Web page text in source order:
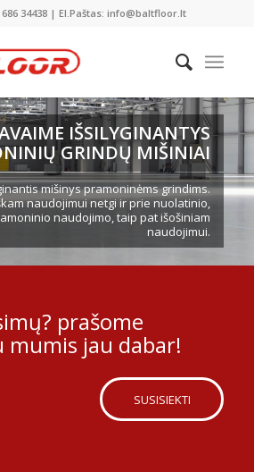
34438 | El.Paštas: info@baltfloor.lt
IŠSILYGINANTYS
GRINDŲ MIŠINIAI
mišinys pramoninėms grindims.
naudojimui netgi ir prie nuolatinio,
naudojimo, taip pat išošiniam
naudojimui.
prašome
mumis jau dabar!
SUSISIEKTI